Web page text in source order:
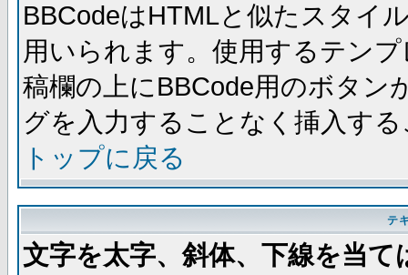
BBCodeはHTMLと似たスタイ
用いられます。使用するテン
稿欄の上にBBCode用のボタン
グを入力することなく挿入す
トップに戻る
テ
文字を太字、斜体、下線を当て